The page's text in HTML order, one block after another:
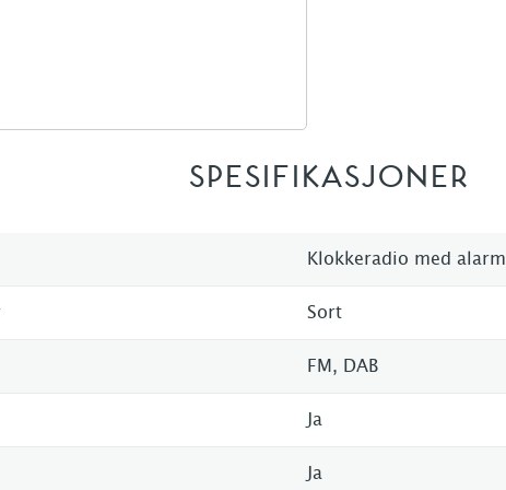
SPESIFIKASJONER
Klokkeradio med alarm
Sort
FM, DAB
Ja
Ja